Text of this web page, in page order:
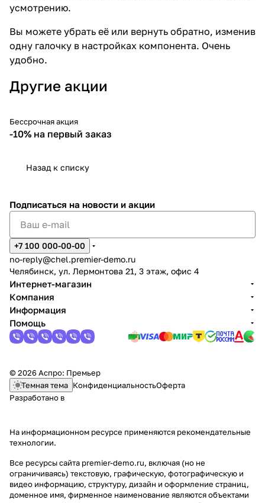
усмотрению.
Вы можете убрать её или вернуть обратно, изменив
одну галочку в настройках компонента. Очень
удобно.
Другие акции
-10%
Бессрочная акция
-10% на первый заказ
Назад к списку
Подписаться на новости и акции
+7 100 000-00-00
no-reply@chel.premier-demo.ru
Челябинск, ул. Лермонтова 21, 3 этаж, офис 4
Интернет-магазин
Компания
Информация
Помощь
© 2026 Аспро: Премьер
Темная тема КонфиденциальностьОферта
Разработано в
На информационном ресурсе применяются рекомендательные
технологии.
Все ресурсы сайта premier-demo.ru, включая (но не
ограничиваясь) текстовую, графическую, фотографическую и
видео информацию, структуру, дизайн и оформление страниц,
доменное имя, фирменное наименование являются объектами